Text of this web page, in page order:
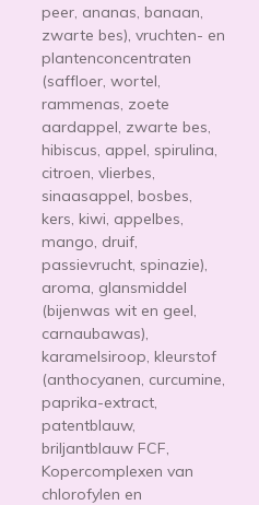
peer, ananas, banaan,
zwarte bes), vruchten- en
plantenconcentraten
(saffloer, wortel,
rammenas, zoete
aardappel, zwarte bes,
hibiscus, appel, spirulina,
citroen, vlierbes,
sinaasappel, bosbes,
kers, kiwi, appelbes,
mango, druif,
passievrucht, spinazie),
aroma, glansmiddel
(bijenwas wit en geel,
carnaubawas),
karamelsiroop, kleurstof
(anthocyanen, curcumine,
paprika-extract,
patentblauw,
briljantblauw FCF,
Kopercomplexen van
chlorofylen en